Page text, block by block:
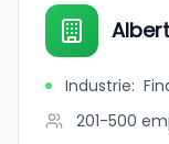
Industrie:
201-500